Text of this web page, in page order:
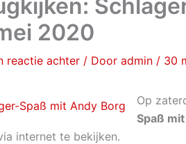
2020
reactie achter / Door admin / 30
Op
Spaß
internet te bekijken.